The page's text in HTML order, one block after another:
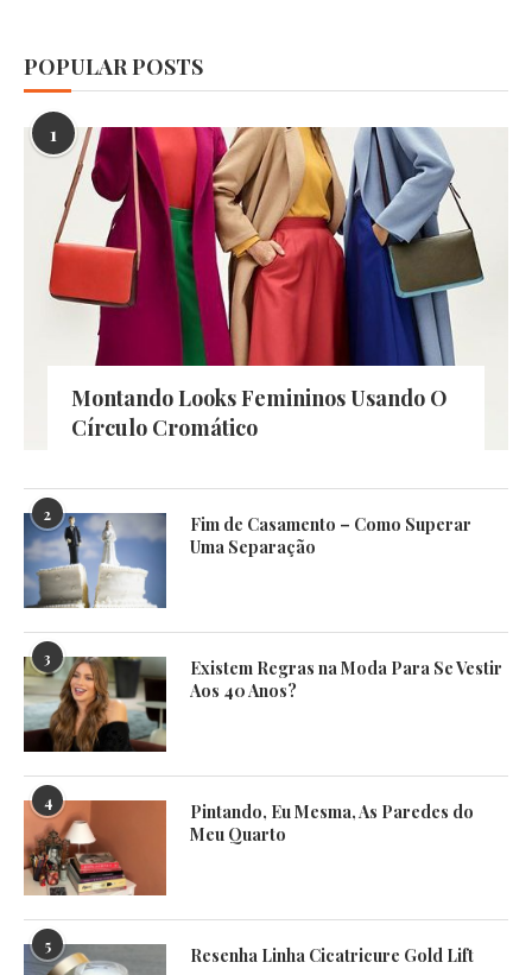
POPULAR POSTS
1
Montando Looks Femininos Usando O
Círculo Cromático
2
Fim de Casamento – Como Superar
Uma Separação
3
Existem Regras na Moda Para Se Vestir
Aos 40 Anos?
4
Pintando, Eu Mesma, As Paredes do
Meu Quarto
5 Resenha Linha Cicatricure Gold Lift